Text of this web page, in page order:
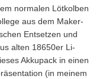
normalen Lötkolben
aus dem Maker-
Entsetzen und
alten 18650er Li-
Akkupack in einen
(in meinem